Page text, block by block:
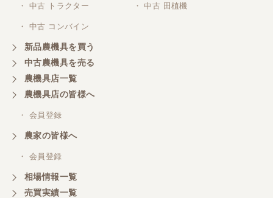
・ 中古 トラクター ・ 中古 田植機
・ 中古 コンバイン
新品農機具を買う
中古農機具を売る
農機具店一覧
農機具店の皆様へ
・ 会員登録
農家の皆様へ
・ 会員登録
相場情報一覧
売買実績一覧